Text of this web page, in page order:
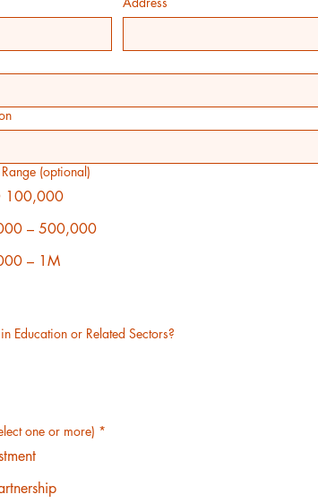
(optional)
100,000
– 500,000
– 1M
Education or Related Sectors?
one or more) *